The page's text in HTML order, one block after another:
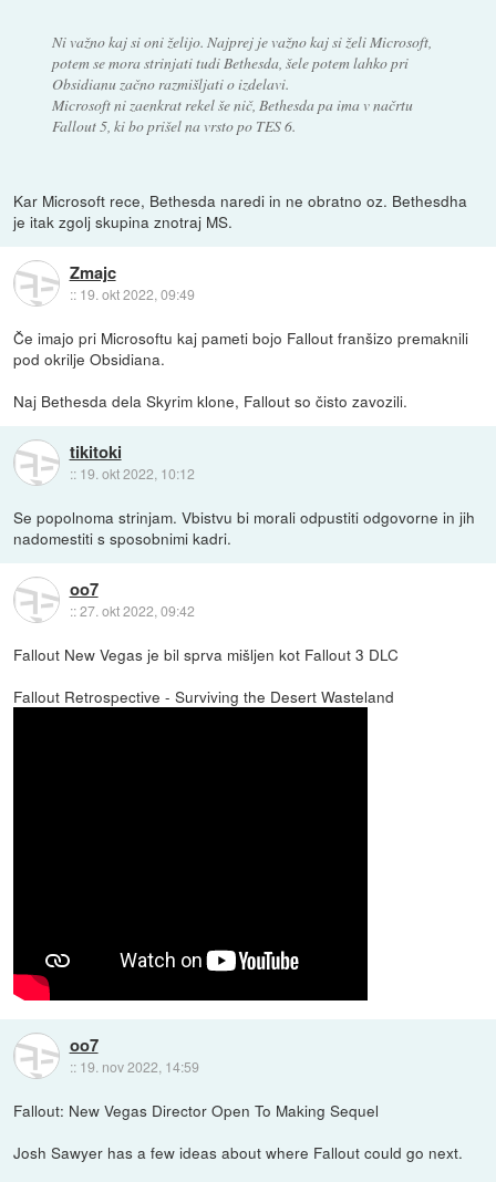
Ni važno kaj si oni želijo. Najprej je važno kaj si želi Microsoft,
potem se mora strinjati tudi Bethesda, šele potem lahko pri
Obsidianu začno razmišljati o izdelavi.
Microsoft ni zaenkrat rekel še nič, Bethesda pa ima v načrtu
Fallout 5, ki bo prišel na vrsto po TES 6.
Kar Microsoft rece, Bethesda naredi in ne obratno oz. Bethesdha
je itak zgolj skupina znotraj MS.
Zmajc
:: 19. okt 2022, 09:49
Če imajo pri Microsoftu kaj pameti bojo Fallout franšizo premaknili
pod okrilje Obsidiana.
Naj Bethesda dela Skyrim klone, Fallout so čisto zavozili.
tikitoki
:: 19. okt 2022, 10:12
Se popolnoma strinjam. Vbistvu bi morali odpustiti odgovorne in jih
nadomestiti s sposobnimi kadri.
oo7
::27. okt 2022, 09:42
Fallout New Vegas je bil sprva mišljen kot Fallout 3 DLC
Fallout Retrospective - Surviving the Desert Wasteland
oo7
:: 19. nov 2022, 14:59
Fallout: New Vegas Director Open To Making Sequel
Josh Sawyer has a few ideas about where Fallout could go next.